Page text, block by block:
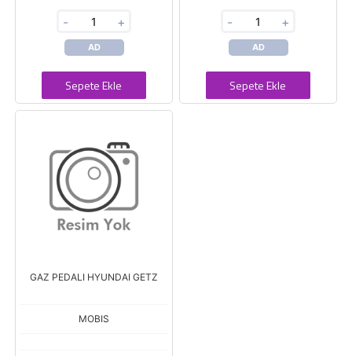
- +
AD
Sepete Ekle
- +
AD
Sepete Ekle
GAZ PEDALI HYUNDAI GETZ
MOBIS